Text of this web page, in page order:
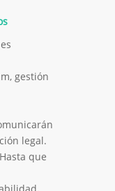
gestión
legal.
que